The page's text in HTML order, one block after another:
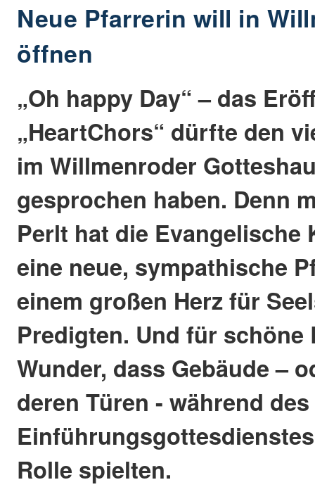
Neue Pfarrerin will in
öffnen
„Oh happy Day“ – das
„HeartChors“ dürfte den
im Willmenroder
gesprochen haben. Denn
Perlt hat die Evangelische
eine neue, sympathische
einem großen Herz für
Predigten. Und für schöne
Wunder, dass Gebäude –
deren Türen - während des
Rolle spielten.